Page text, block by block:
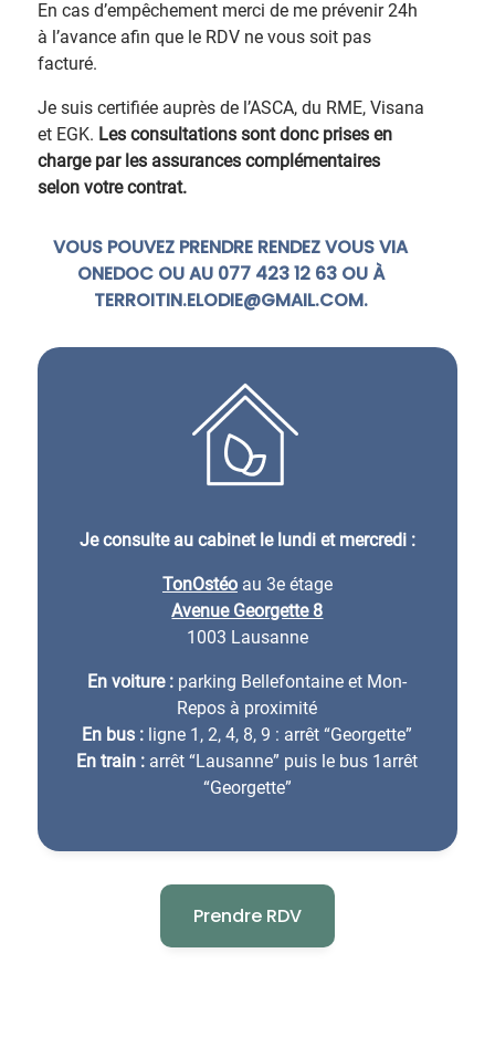
En cas d’empêchement merci de me prévenir 24h
à l’avance afin que le RDV ne vous soit pas
facturé.
Je suis certifiée auprès de l’ASCA, du RME, Visana
et EGK. Les consultations sont donc prises en
charge par les assurances complémentaires
selon votre contrat.
VOUS POUVEZ PRENDRE RENDEZ VOUS VIA
ONEDOC OU AU 077 423 12 63 OU À
TERROITIN.ELODIE@GMAIL.COM.
Je consulte au cabinet le lundi et mercredi :
TonOstéoau 3e étage
Avenue Georgette 8
1003 Lausanne
En voiture : parking Bellefontaine et Mon-
Repos à proximité
En bus : ligne 1, 2, 4, 8, 9 : arrêt “Georgette”
En train : arrêt “Lausanne” puis le bus 1arrêt
“Georgette”
Prendre RDV